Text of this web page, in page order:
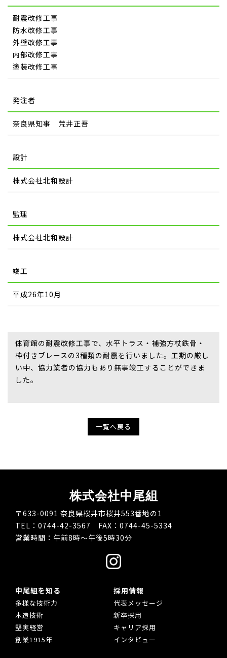
耐震改修工事
防水改修工事
外壁改修工事
内部改修工事
塗装改修工事
発注者
奈良県知事 荒井正吾
設計
株式会社北和設計
監理
株式会社北和設計
竣工
平成26年10月
体育館の耐震改修工事で、水平トラス・補強方杖鉄骨・
枠付きブレースの3種類の耐震を行いました。工期の厳し
い中、協力業者の協力もあり無事竣工することができま
した。
一覧へ戻る
株式会社中尾組
〒633-0091 奈良県桜井市桜井553番地の1
TEL：0744-42-3567 FAX：0744-45-5334
営業時間：午前8時～午後5時30分
中尾組を知る
多様な技術力
木造技術
堅実経営
創業1915年
採用情報
代表メッセージ
新卒採用
キャリア採用
インタビュー